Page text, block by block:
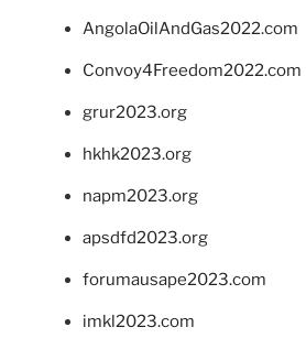
AngolaOilAndGas2022.com
Convoy4Freedom2022.com
grur2023.org
hkhk2023.org
napm2023.org
apsdfd2023.org
forumausape2023.com
imkl2023.com